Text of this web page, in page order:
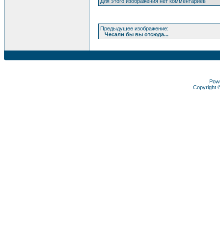
Предыдущее изображение:
Чесали бы вы отсюда...
Copyright